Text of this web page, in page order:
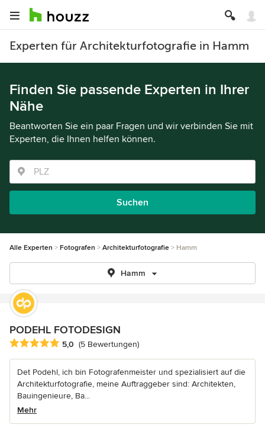
Experten für Architekturfotografie in Hamm
Finden Sie passende Experten in Ihrer
Nähe
Beantworten Sie ein paar Fragen und wir verbinden Sie mit
Experten, die Ihnen helfen können.
Suchen
Alle Experten Fotografen Architekturfotografie Hamm
Hamm
PODEHL FOTODESIGN
Durchschnittliche Bewertung: 5 von 5 Sternen
5,0 (5 Bewertungen)
Det Podehl, ich bin Fotografenmeister und spezialisiert auf die
Architekturfotografie, meine Auftraggeber sind: Architekten,
Bauingenieure, Ba...
Mehr